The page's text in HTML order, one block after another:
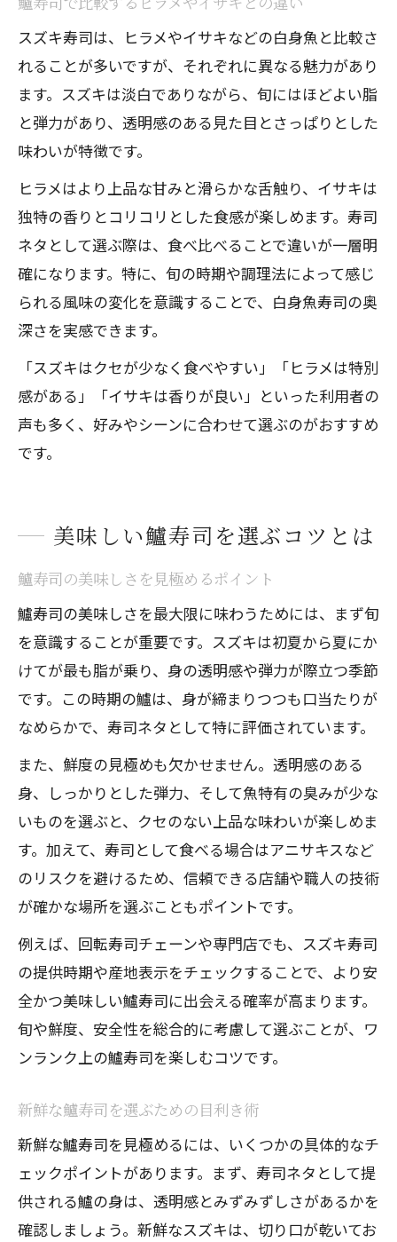
スズキ寿司は、ヒラメやイサキなどの白身魚と比較さ
れることが多いですが、それぞれに異なる魅力があり
ます。スズキは淡白でありながら、旬にはほどよい脂
と弾力があり、透明感のある見た目とさっぱりとした
味わいが特徴です。
ヒラメはより上品な甘みと滑らかな舌触り、イサキは
独特の香りとコリコリとした食感が楽しめます。寿司
ネタとして選ぶ際は、食べ比べることで違いが一層明
確になります。特に、旬の時期や調理法によって感じ
られる風味の変化を意識することで、白身魚寿司の奥
深さを実感できます。
「スズキはクセが少なく食べやすい」「ヒラメは特別
感がある」「イサキは香りが良い」といった利用者の
声も多く、好みやシーンに合わせて選ぶのがおすすめ
です。
美味しい鱸寿司を選ぶコツとは
鱸寿司の美味しさを見極めるポイント
鱸寿司の美味しさを最大限に味わうためには、まず旬
を意識することが重要です。スズキは初夏から夏にか
けてが最も脂が乗り、身の透明感や弾力が際立つ季節
です。この時期の鱸は、身が締まりつつも口当たりが
なめらかで、寿司ネタとして特に評価されています。
また、鮮度の見極めも欠かせません。透明感のある
身、しっかりとした弾力、そして魚特有の臭みが少な
いものを選ぶと、クセのない上品な味わいが楽しめま
す。加えて、寿司として食べる場合はアニサキスなど
のリスクを避けるため、信頼できる店舗や職人の技術
が確かな場所を選ぶこともポイントです。
例えば、回転寿司チェーンや専門店でも、スズキ寿司
の提供時期や産地表示をチェックすることで、より安
全かつ美味しい鱸寿司に出会える確率が高まります。
旬や鮮度、安全性を総合的に考慮して選ぶことが、ワ
ンランク上の鱸寿司を楽しむコツです。
新鮮な鱸寿司を選ぶための目利き術
新鮮な鱸寿司を見極めるには、いくつかの具体的なチ
ェックポイントがあります。まず、寿司ネタとして提
供される鱸の身は、透明感とみずみずしさがあるかを
確認しましょう。新鮮なスズキは、切り口が乾いてお